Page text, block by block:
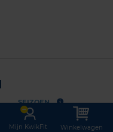
SEIZOEN
All season
Mijn KwikFit Winkelwagen